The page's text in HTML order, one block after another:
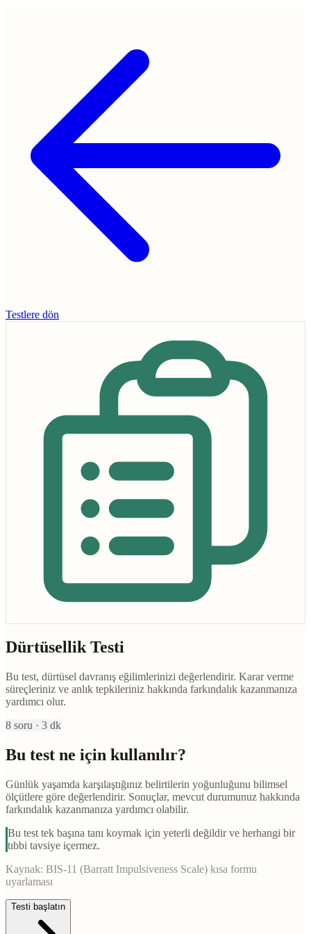
Testlere dön
Dürtüsellik Testi
Bu test, dürtüsel davranış eğilimlerinizi değerlendirir. Karar verme
süreçleriniz ve anlık tepkileriniz hakkında farkındalık kazanmanıza
yardımcı olur.
8 soru · 3 dk
Bu test ne için kullanılır?
Günlük yaşamda karşılaştığınız belirtilerin yoğunluğunu bilimsel
ölçütlere göre değerlendirir. Sonuçlar, mevcut durumunuz hakkında
farkındalık kazanmanıza yardımcı olabilir.
Bu test tek başına tanı koymak için yeterli değildir ve herhangi bir
tıbbi tavsiye içermez.
Kaynak: BIS-11 (Barratt Impulsiveness Scale) kısa formu
uyarlaması
Testi başlatın